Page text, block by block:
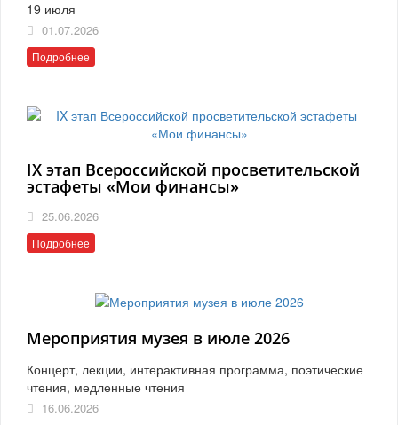
19 июля
01.07.2026
Подробнее
IX этап Всероссийской просветительской
эстафеты «Мои финансы»
25.06.2026
Подробнее
Мероприятия музея в июле 2026
Концерт, лекции, интерактивная программа, поэтические
чтения, медленные чтения
16.06.2026